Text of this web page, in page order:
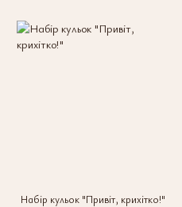
Набір кульок "Привіт, крихітко!"